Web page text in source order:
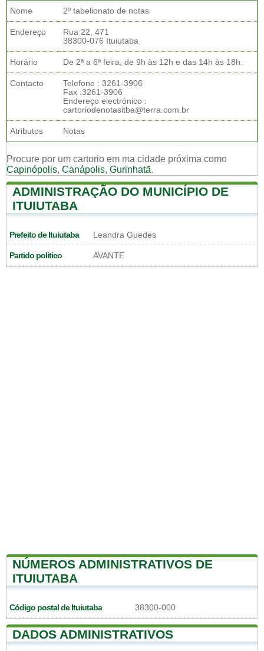
Nome 2º tabelionato de notas
Endereço
Rua 22, 471
38300-076 Ituiutaba
Horário De 2ª a 6ª feira, de 9h às 12h e das 14h às 18h.
Contacto
Telefone : 3261-3906
Fax :3261-3906
Endereço electrónico :
cartoriodenotasitba@terra.com.br
Atributos Notas
Procure por um cartorio em ma cidade próxima como
Capinópolis, Canápolis, Gurinhatã.
ADMINISTRAÇÃO DO MUNICÍPIO DE
ITUIUTABA
Prefeito de Ituiutaba Leandra Guedes
Partido politico AVANTE
NÚMEROS ADMINISTRATIVOS DE
ITUIUTABA
Código postal de Ituiutaba 38300-000
DADOS ADMINISTRATIVOS